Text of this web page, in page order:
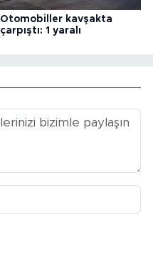
Otomobiller kavşakta
çarpıştı: 1 yaralı